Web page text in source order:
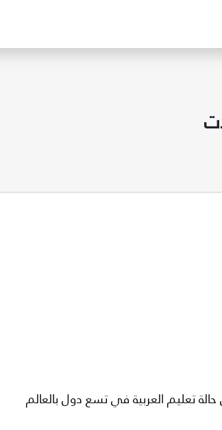
راض لأقصى درجة
تعليم العربية في تسع دول بالعالم